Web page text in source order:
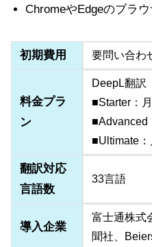
ChromeやEdgeのブラ
初期費用 要問い合わ
料金プラ
ン
DeepL翻訳
■Starter：
■Advanced
■Ultimate：
翻訳対応
言語数
33言語
導入企業
富士通株式
聞社、